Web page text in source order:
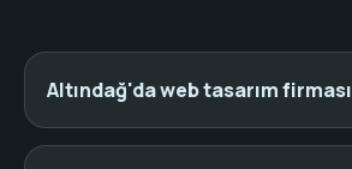
Altındağ'da web tasarım firması